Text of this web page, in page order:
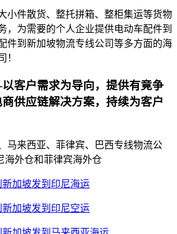
小件散货、整托拼箱、整柜集运等货物
，为需要的个人企业提供电动车配件到
件到新加坡物流专线公司等多方面的海
！
客户需求为导向，提供有竟争
供应链解决方案，持续为客户
马来西亚、菲律宾、巴西专线物流公
海外仓和菲律宾海外仓